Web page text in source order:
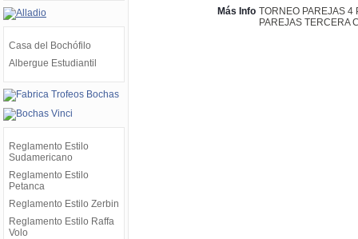
Casa del Bochófilo
Albergue Estudiantil
Reglamento Estilo
Sudamericano
Reglamento Estilo
Petanca
Reglamento Estilo Zerbin
Reglamento Estilo Raffa
Volo
Más Info TORNEO PAREJAS 4
PAREJAS TERCERA